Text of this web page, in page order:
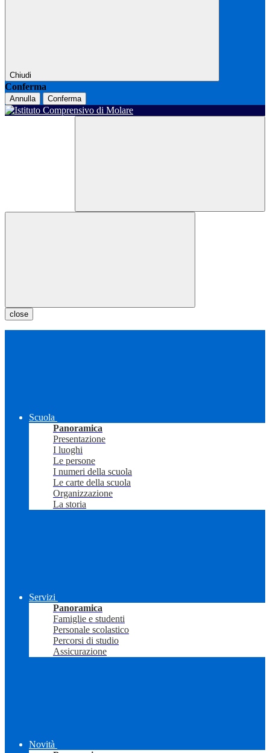
Chiudi
Conferma
Annulla Conferma
close
Scuola
Panoramica
Presentazione
I luoghi
Le persone
I numeri della scuola
Le carte della scuola
Organizzazione
La storia
Servizi
Panoramica
Famiglie e studenti
Personale scolastico
Percorsi di studio
Assicurazione
Novità